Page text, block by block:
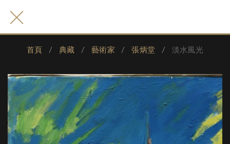
首頁 典藏 藝術家 張炳堂 淡水風光